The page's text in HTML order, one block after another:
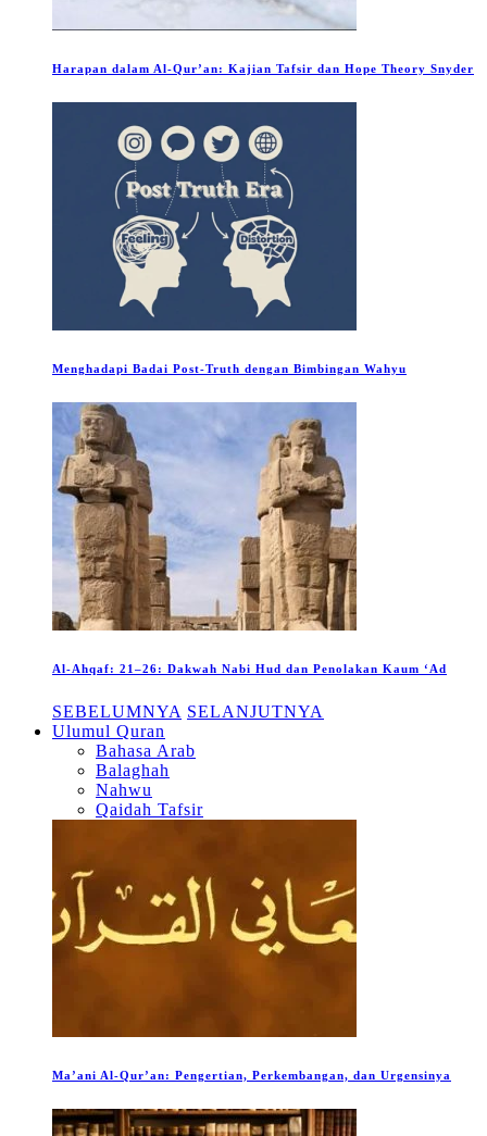
Harapan dalam Al-Qur’an: Kajian Tafsir dan Hope Theory Snyder
Menghadapi Badai Post-Truth dengan Bimbingan Wahyu
Al-Ahqaf: 21–26: Dakwah Nabi Hud dan Penolakan Kaum ‘Ad
SEBELUMNYA SELANJUTNYA
Ulumul Quran
Bahasa Arab
Balaghah
Nahwu
Qaidah Tafsir
Ma’ani Al-Qur’an: Pengertian, Perkembangan, dan Urgensinya